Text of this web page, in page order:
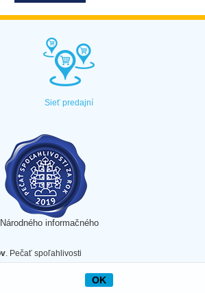
Sieť predajní
informačného
. Pečať spoľahlivosti
OK